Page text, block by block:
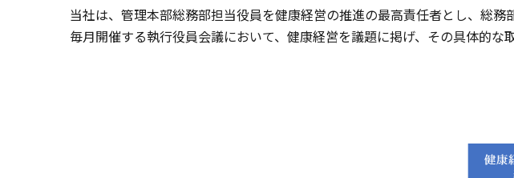
当社は、管理本部総務部担当役員を健康経営の推進の最高責任者とし、総務
毎月開催する執行役員会議において、健康経営を議題に掲げ、その具体的な